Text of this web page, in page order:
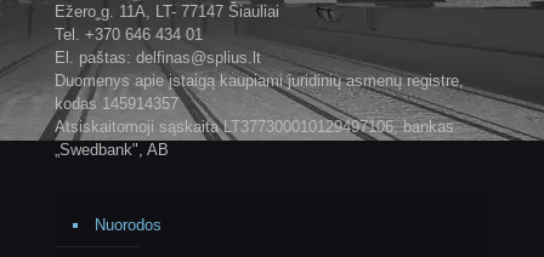
Ežero g. 11A, LT- 77147 Šiauliai
Tel. +370 646 434 01
El. paštas: delfinas@splius.lt
Duomenys apie įstaigą kaupiami juridinių asmenų registre,
kodas 145914357
Atsiskaitomoji sąskaita LT377300010129497106, bankas
„Swedbank", AB
Nuorodos